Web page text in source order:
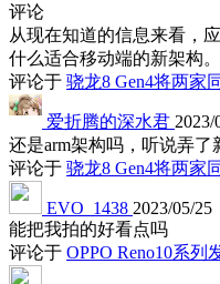
评论
从现在知道的信息来看，
什么适合移动端的新架构。
评论于 骁龙8 Gen4将两家
爱折腾的深水君 2023/
还是arm架构吗，听说弄了
评论于 骁龙8 Gen4将两家
EVO_1438 2023/05/25
能把我拍的好看点吗
评论于 OPPO Reno10系